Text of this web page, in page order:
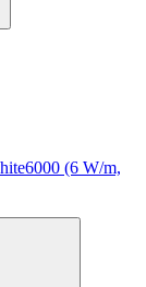
(6 W/m,